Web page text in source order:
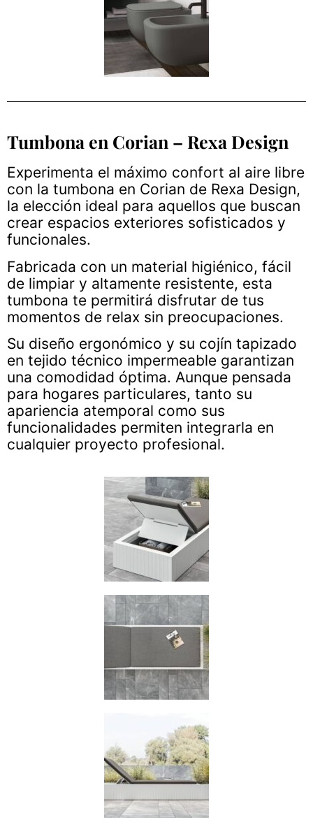
Tumbona en Corian – Rexa Design
Experimenta el máximo confort al aire libre
con la tumbona en Corian de Rexa Design,
la elección ideal para aquellos que buscan
crear espacios exteriores sofisticados y
funcionales.
Fabricada con un material higiénico, fácil
de limpiar y altamente resistente, esta
tumbona te permitirá disfrutar de tus
momentos de relax sin preocupaciones.
Su diseño ergonómico y su cojín tapizado
en tejido técnico impermeable garantizan
una comodidad óptima. Aunque pensada
para hogares particulares, tanto su
apariencia atemporal como sus
funcionalidades permiten integrarla en
cualquier proyecto profesional.